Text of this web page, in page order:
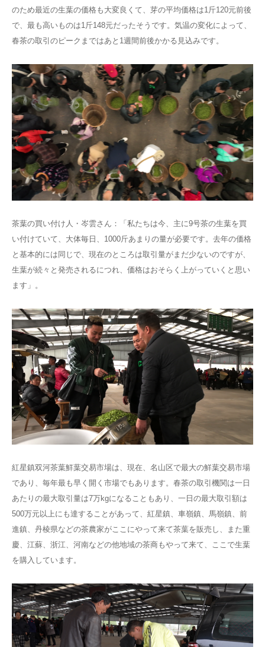
のため最近の生葉の価格も大変良くて、芽の平均価格は1斤120元前後
で、最も高いものは1斤148元だったそうです。気温の変化によって、
春茶の取引のピークまではあと1週間前後かかる見込みです。
茶葉の買い付け人・岑雲さん：「私たちは今、主に9号茶の生葉を買
い付けていて、大体毎日、1000斤あまりの量が必要です。去年の価格
と基本的には同じで、現在のところは取引量がまだ少ないのですが、
生葉が続々と発売されるにつれ、価格はおそらく上がっていくと思い
ます」。
紅星鎮双河茶葉鮮葉交易市場は、現在、名山区で最大の鮮葉交易市場
であり、毎年最も早く開く市場でもあります。春茶の取引機関は一日
あたりの最大取引量は7万kgになることもあり、一日の最大取引額は
500万元以上にも達することがあって、紅星鎮、車嶺鎮、馬嶺鎮、前
進鎮、丹棱県などの茶農家がここにやって来て茶葉を販売し、また重
慶、江蘇、浙江、河南などの他地域の茶商もやって来て、ここで生葉
を購入しています。